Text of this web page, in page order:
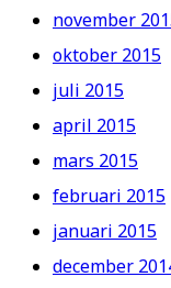
november
oktober 2015
juli 2015
april 2015
mars 2015
februari 2015
januari 2015
december